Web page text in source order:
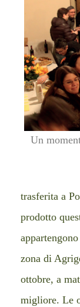
Un
trasferita a
prodotto
zona di
ottobre, a
migliore. Le